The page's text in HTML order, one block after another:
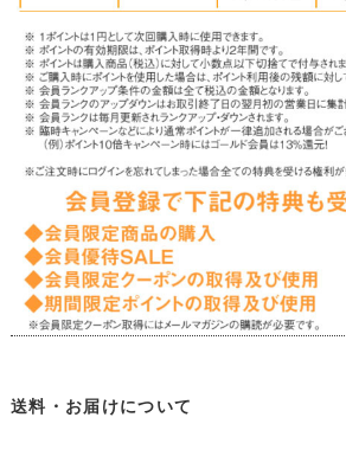
送料・お届けについて